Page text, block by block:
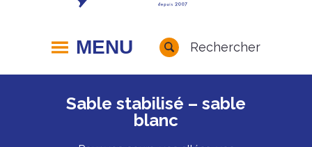
Rechercher
MENU
Sable stabilisé – sable
blanc